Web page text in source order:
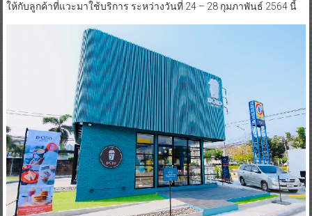
ให้กับลูกค้าที่แวะมาใช้บริการ ระหว่างวันที่ 24 – 28 กุมภาพันธ์ 2564 นี้